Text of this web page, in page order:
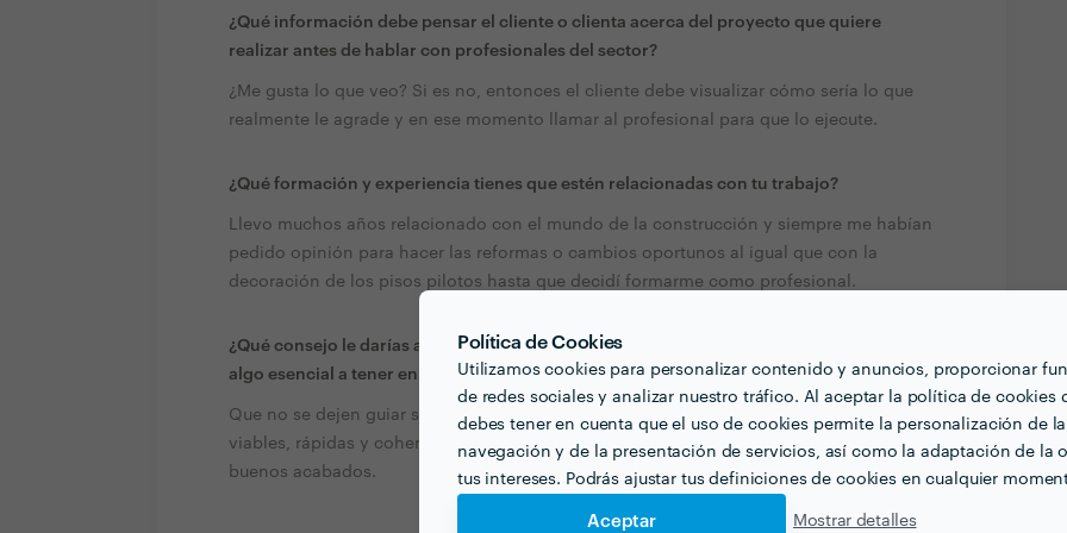
Política de Cookies
Utilizamos cookies para personalizar contenido y anuncios, proporcionar
de redes sociales y analizar nuestro tráfico. Al aceptar la política de cookies
debes tener en cuenta que el uso de cookies permite la personalización de la
navegación y de la presentación de servicios, así como la adaptación de la
tus intereses. Podrás ajustar tus definiciones de cookies en cualquier
Aceptar Mostrar detalles
¿Qué información debe pensar el cliente o clienta acerca del proyecto que quiere
realizar antes de hablar con profesionales del sector?
¿Me gusta lo que veo? Si es no, entonces el cliente debe visualizar cómo sería lo que
realmente le agrade y en ese momento llamar al profesional para que lo ejecute.
¿Qué formación y experiencia tienes que estén relacionadas con tu trabajo?
Llevo muchos años relacionado con el mundo de la construcción y siempre me habían
pedido opinión para hacer las reformas o cambios oportunos al igual que con la
decoración de los pisos pilotos hasta que decidí formarme como profesional.
¿Qué consejo le darías a alguien que quiera contratar profesionales de tu sector? ¿Hay
algo esencial a tener en cuenta?
Que no se dejen guiar solo por el precio. El profesional tiene que aportar soluciones
viables, rápidas y coherentes. La solución tiene que ser elegante, armónica y con
buenos acabados.